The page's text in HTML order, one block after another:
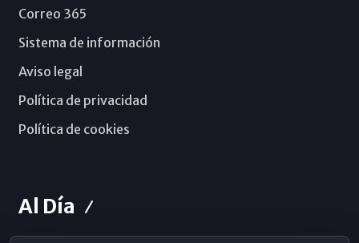
Correo 365
Sistema de información
Aviso legal
Política de privacidad
Política de cookies
Al Día